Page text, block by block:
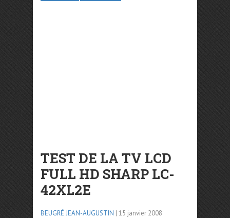
TEST DE LA TV LCD
FULL HD SHARP LC-
42XL2E
BEUGRÉ JEAN-AUGUSTIN | 15 janvier 2008